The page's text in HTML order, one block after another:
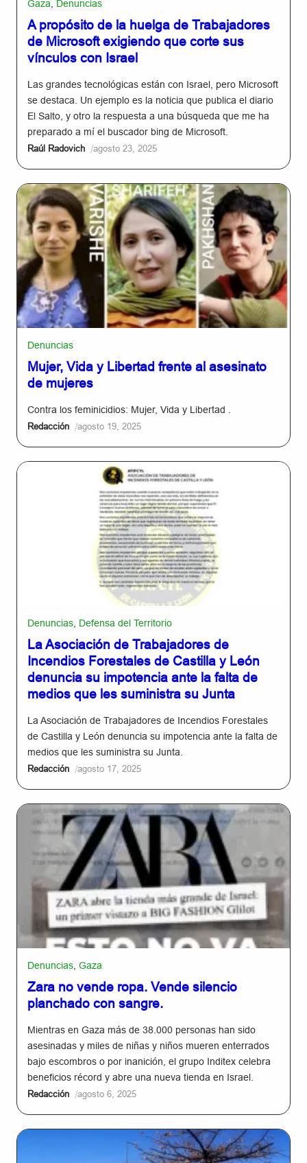
Gaza Denuncias
A propósito de la huelga de Trabajadores
de Microsoft exigiendo que corte sus
vínculos con Israel
Las grandes tecnológicas están con Israel, pero Microsoft
se destaca. Un ejemplo es la noticia que publica el diario
El Salto, y otro la respuesta a una búsqueda que me ha
preparado a mí el buscador bing de Microsoft.
Raúl Radovich /agosto 23, 2025
Denuncias
Mujer, Vida y Libertad frente al asesinato
de mujeres
Contra los feminicidios: Mujer, Vida y Libertad .
Redacción /agosto 19, 2025
Denuncias Defensa del Territorio
La Asociación de Trabajadores de
Incendios Forestales de Castilla y León
denuncia su impotencia ante la falta de
medios que les suministra su Junta
La Asociación de Trabajadores de Incendios Forestales
de Castilla y León denuncia su impotencia ante la falta de
medios que les suministra su Junta.
Redacción /agosto 17, 2025
Denuncias Gaza
Zara no vende ropa. Vende silencio
planchado con sangre.
Mientras en Gaza más de 38.000 personas han sido
asesinadas y miles de niñas y niños mueren enterrados
bajo escombros o por inanición, el grupo Inditex celebra
beneficios récord y abre una nueva tienda en Israel.
Redacción /agosto 6, 2025